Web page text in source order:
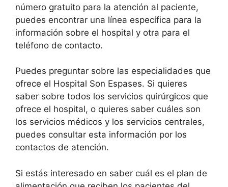
número gratuito para la atención al paciente,
puedes encontrar una línea específica para la
información sobre el hospital y otra para el
teléfono de contacto.
Puedes preguntar sobre las especialidades que
ofrece el Hospital Son Espases. Si quieres
saber sobre todos los servicios quirúrgicos que
ofrece el hospital, o quieres saber cuáles son
los servicios médicos y los servicios centrales,
puedes consultar esta información por los
contactos de atención.
Si estás interesado en saber cuál es el plan de